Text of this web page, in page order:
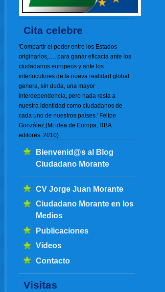
Cita celebre
'Compartir el poder entre los Estados
originarios,…, para ganar eficacia ante los
ciudadanos europeos y ante los
interlocutores de la nueva realidad global
genera, sin duda, una mayor
interdependencia, pero nada resta a
nuestra identidad como ciudadanos de
cada uno de nuestros países.' Felipe
González,(Mi idea de Europa, RBA
editores, 2010)
Bienvenid@s al Blog
Ciudadano Morante
CV Jorge Juan Morante
Ciudadano Morante en los
Medios
Publicaciones
Vídeos
Contacto
Visitas